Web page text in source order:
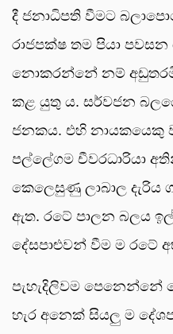
දී ජනාධිපති වීමට
රාජපක්ෂ තම පියා
නොකරන්නේ නම්
කළ යුතු ය. සර්වජන
ජනකය. එහි නායකයෙකු
පල්ලේගම චීවරධාරියා
කෙලෙසුණු ලාබාල දැරිය
ඇත. රටේ පාලන බලය
දේසපාළුවන්‍ වීම ම රටේ
පැහැදිලිවම පෙනෙන්නේ
හැර අනෙක් සියලු ම